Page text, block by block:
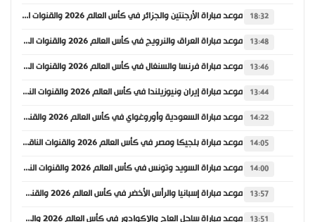
18:32 موعد مباراة الأرجنتين والجزائر في كأس العالم 2026 والقنوات الناقلة
13:48 موعد مباراة العراق والنرويج في كأس العالم 2026 والقنوات الناقلة
13:46 موعد مباراة فرنسا والسنغال في كأس العالم 2026 والقنوات الناقلة
13:44 موعد مباراة إيران ونيوزيلندا في كأس العالم 2026 والقنوات الناقلة
14:22 موعد مباراة السعودية وأوروغواي في كأس العالم 2026 والقنوات الناقلة
14:05 موعد مباراة بلجيكا ومصر في كأس العالم 2026 والقنوات الناقلة
14:00 موعد مباراة السويد وتونس في كأس العالم 2026 والقنوات الناقلة
13:57 موعد مباراة إسبانيا والرأس الأخضر في كأس العالم 2026 والقنوات الناقلة